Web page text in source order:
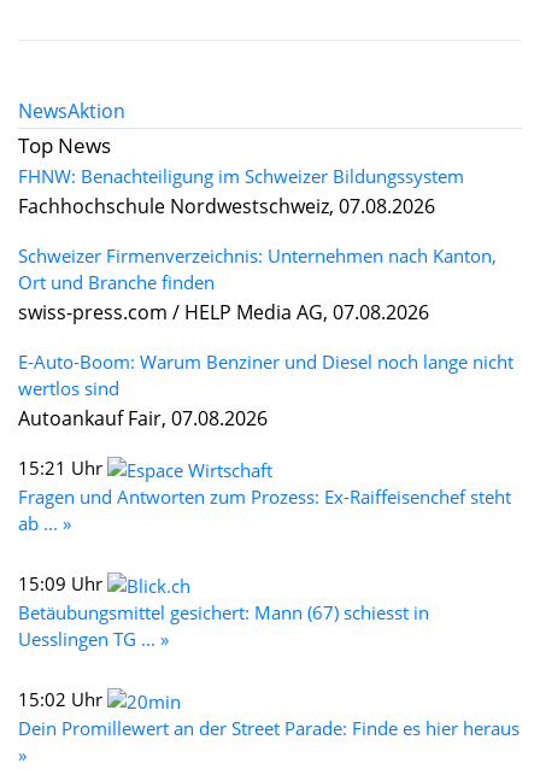
NewsAktion
Top News
FHNW: Benachteiligung im Schweizer Bildungssystem
Fachhochschule Nordwestschweiz, 07.08.2026
Schweizer Firmenverzeichnis: Unternehmen nach Kanton,
Ort und Branche finden
swiss-press.com / HELP Media AG, 07.08.2026
E-Auto-Boom: Warum Benziner und Diesel noch lange nicht
wertlos sind
Autoankauf Fair, 07.08.2026
15:21 Uhr
Fragen und Antworten zum Prozess: Ex-Raiffeisenchef steht
ab ... »
15:09 Uhr
Betäubungsmittel gesichert: Mann (67) schiesst in
Uesslingen TG ... »
15:02 Uhr
Dein Promillewert an der Street Parade: Finde es hier heraus
»